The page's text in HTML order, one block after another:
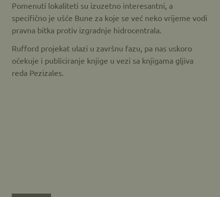
Pomenuti lokaliteti su izuzetno interesantni, a
specifično je ušće Bune za koje se već neko vrijeme vodi
pravna bitka protiv izgradnje hidrocentrala.
Rufford projekat ulazi u završnu fazu, pa nas uskoro
očekuje i publiciranje knjige u vezi sa knjigama gljiva
reda Pezizales.